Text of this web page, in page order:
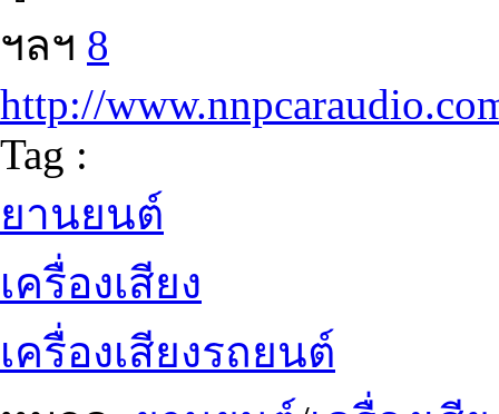
ฯลฯ 8
http://
Tag :
ยานยนต์
เครื่องเสียง
เครื่องเสียงรถยนต์